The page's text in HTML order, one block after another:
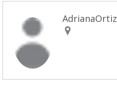
AdrianaOrtiz